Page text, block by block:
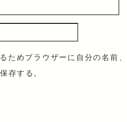
ためブラウザーに自分の名前、
存する。